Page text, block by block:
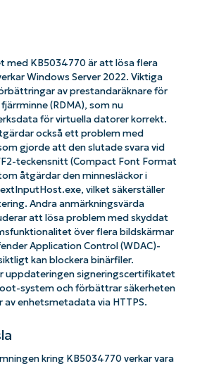
med KB5034770 är att lösa flera
Windows Server 2022. Viktiga
av prestandaräknare för
(RDMA), som nu
för virtuella datorer korrekt.
också ett problem med
gjorde att den slutade svara vid
teckensnitt (Compact Font Format
åtgärdar den minnesläckor i
vilket säkerställer
Andra anmärkningsvärda
att lösa problem med skyddat
över flera bildskärmar
Application Control (WDAC)-
kan blockera binärfiler.
uppdateringen signeringscertifikatet
system och förbättrar säkerheten
enhetsmetadata via HTTPS.
kring KB5034770 verkar vara